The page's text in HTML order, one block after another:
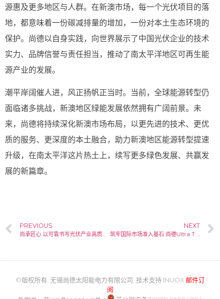
源惠及更多地区与人群。在新澳市场，每一个光伏项目的落
地，都意味着一份碳减排量的增加，一份对本土生态环境的
保护。尚德以自身实践，向世界展示了中国光伏企业的技术
实力、品牌信誉与责任担当，推动了南太平洋地区可再生能
源产业的发展。
潮平岸阔催人进，风正扬帆正当时。当前，全球能源转型仍
面临诸多挑战，新澳地区绿能发展依然拥有广阔前景。未
来，尚德将持续深化新澳市场布局，以更先进的技术、更优
质的服务、更深度的本土融合，助力新澳地区能源转型提速
升级，在南太平洋这片热土上，续写更多绿色发展、共赢发
展的新篇章。
PREVIOUS NEXT
©版权所有. 无锡尚德太阳能电力有限公司. 技术支持 INUOX 邮件订
阅